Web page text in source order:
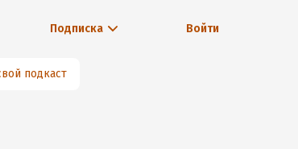
Подписка Войти
подкаст